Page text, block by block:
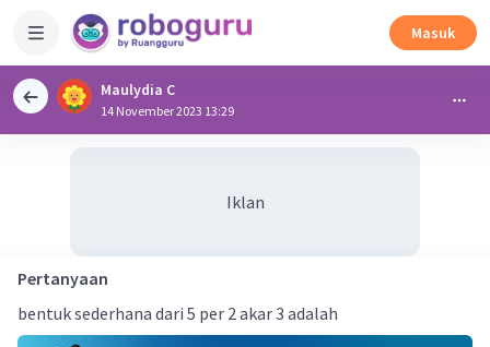
Masuk
Maulydia C
14 November 2023 13:29
Iklan
Pertanyaan
bentuk sederhana dari 5 per 2 akar 3 adalah